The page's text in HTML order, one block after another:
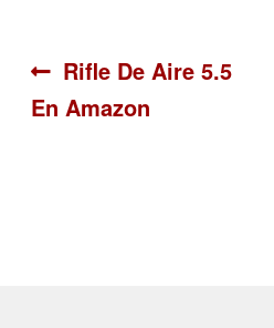
Navegación
de
Anterior:
Rifle De Aire 5.5
En Amazon